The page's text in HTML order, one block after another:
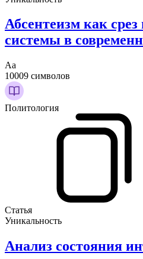
Абсентеизм как
системы в
Аа
10009 символов
Политология
Статья
Уникальность
Анализ состояния